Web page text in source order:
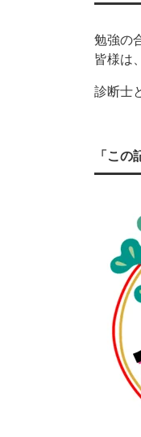
勉強の
皆様は
診断士
「こ